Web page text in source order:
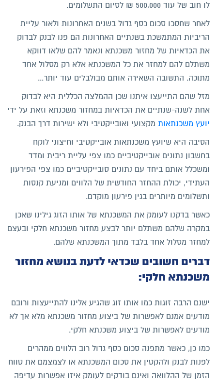
לו חוב של עוד 500,000 ₪ לסיום התשלומים.
לאחר שחסכו סכום כסף גדול בשנים האחרונות ולאור עליית
הריביות המתמשכת בשנתיים האחרונות הם פנו לבנק לבדוק
את הכדאיות של מחזור משכנתא ונאמר להם שלאו דווקא
משתלם להם למחזר את כל המשכנתא אלא רק מסלול אחד
מתוכה. התשובה השאירה אותם מבולבלים עוד יותר...
מזל שהם התייעצו איתנו שכן ההמלצה הכללית היא לבדוק
אחת לשנה-שנתיים את הכדאיות במחזור משכנתא וזאת על ידי
יועץ משכנתאות מקצועי ואובייקטיבי ולא ישירות דרך הבנק.
הסיבה היא שיועץ משכנתאות אובייקטיבי וחיצוני לוקח
בחשבון נתונים אובייקטיביים כמו צפי עליית ריבית ומדד
ומשכלל אותם ביחד עם נתונים סובייקטיביים כמו צפי הפירעון
העתידי, יכולת ההחזר החודשית של הלווים ומניעת קנסות
ותשלומים מיותרים בגין פירעון מוקדם.
כאשר בדקנו לעומק את המשכנתא של אותו הזוג גילינו שאכן
במקרה שלהם משתלם יותר לבצע מחזור משכנתא חלקי ובעצם
למחזר מסלול אחד בלבד מתוך המשכנתא שלהם.
דברים חשובים שכדאי לדעת בנושא מחזור
משכנתא חלקי:
ישנם הרבה זוגות כמו אותו זוג שהגיע אלינו להתייעצות ורובם
מודעים אמנם לאפשרות של ביצוע מחזור משכנתא מלא אך לא
מודעים לאפשרות של ביצוע משכנתא חלקי.
כמו כן, כאשר מתפנה סכום כסף גדול רוב הלווים ממהרים
לפנות לבנק ולהקטין את סכום המשכנתא או לצמצמם את טווח
הזמן של ההלוואה ואינם בודקים לעומק איזו אפשרות עדיפה